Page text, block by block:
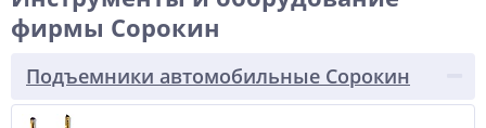
фирмы Сорокин
Подъемники автомобильные Сорокин